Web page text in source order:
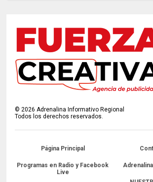
© 2026 Adrenalina Informativo Regional
Todos los derechos reservados.
Página Principal
Programas en Radio y Facebook
Live